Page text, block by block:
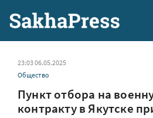
23:03 06.05.2025
Общество
Пункт отбора на
контракту в Якутске